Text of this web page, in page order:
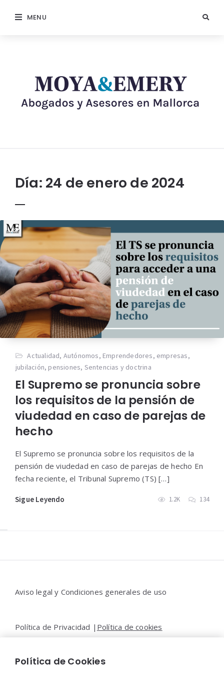
MENU
Día: 24 de enero de 2024
Actualidad, Autónomos, Emprendedores, empresas,
jubilación, pensiones, Sentencias y doctrina
El Supremo se pronuncia sobre
los requisitos de la pensión de
viudedad en caso de parejas de
hecho
El Supremo se pronuncia sobre los requisitos de la
pensión de viudedad en caso de parejas de hecho En
fecha reciente, el Tribunal Supremo (TS) […]
Sigue Leyendo 1.2K 134
Aviso legal y Condiciones generales de uso
Política de Privacidad | Política de cookies
Contacto |Moya&Emery
Política de Cookies